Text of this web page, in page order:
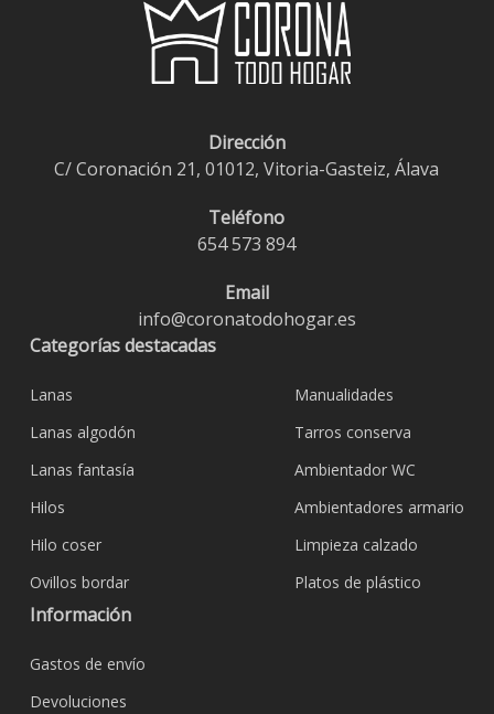
Dirección
C/ Coronación 21, 01012, Vitoria-Gasteiz, Álava
Teléfono
654 573 894
Email
info@coronatodohogar.es
Categorías destacadas
Lanas
Lanas algodón
Lanas fantasía
Hilos
Hilo coser
Ovillos bordar
Manualidades
Tarros conserva
Ambientador WC
Ambientadores armario
Limpieza calzado
Platos de plástico
Información
Gastos de envío
Devoluciones